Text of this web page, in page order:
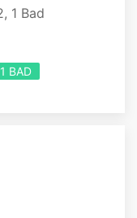
1 Bad
1 BAD